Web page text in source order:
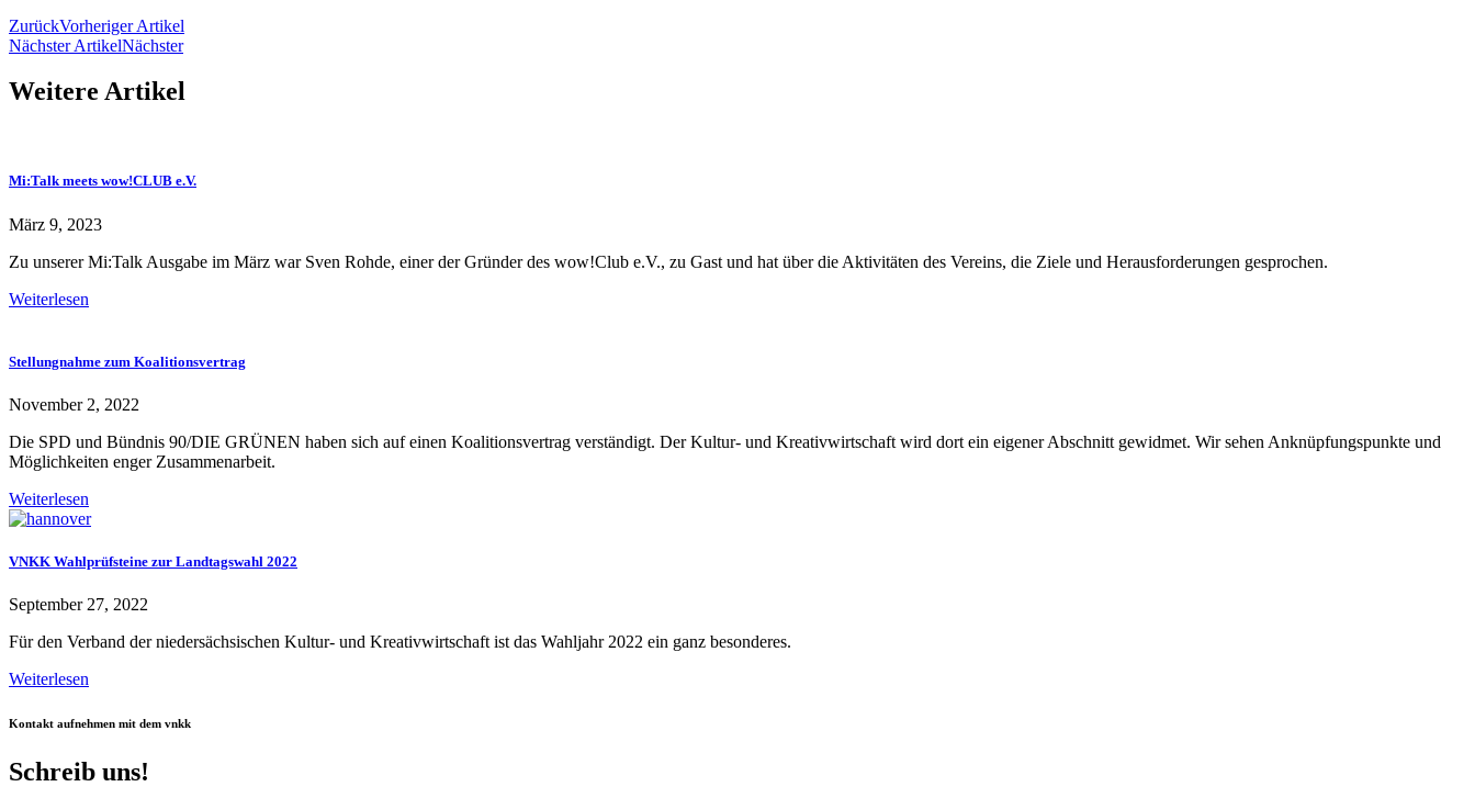
ZurückVorheriger Artikel
Nächster ArtikelNächster
Weitere Artikel
Mi:Talk meets wow!CLUB e.V.
März 9, 2023
Zu unserer Mi:Talk Ausgabe im März war Sven Rohde, einer der Gründer des wow!Club e.V., zu Gast und hat über die Aktivitäten des Vereins, die Ziele und Herausforderungen gesprochen.
Weiterlesen
Stellungnahme zum Koalitionsvertrag
November 2, 2022
Die SPD und Bündnis 90/DIE GRÜNEN haben sich auf einen Koalitionsvertrag verständigt. Der Kultur- und Kreativwirtschaft wird dort ein eigener Abschnitt gewidmet. Wir sehen Anknüpfungspunkte und
Möglichkeiten enger Zusammenarbeit.
Weiterlesen
VNKK Wahlprüfsteine zur Landtagswahl 2022
September 27, 2022
Für den Verband der niedersächsischen Kultur- und Kreativwirtschaft ist das Wahljahr 2022 ein ganz besonderes.
Weiterlesen
Kontakt aufnehmen mit dem vnkk
Schreib uns!